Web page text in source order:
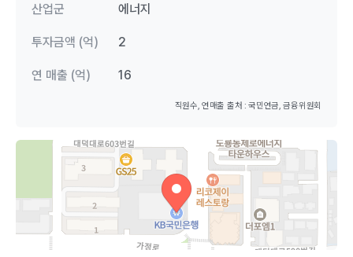
산업군 에너지
투자금액 (억) 2
연 매출 (억) 16
직원수, 연매출 출처 : 국민연금, 금융위원회